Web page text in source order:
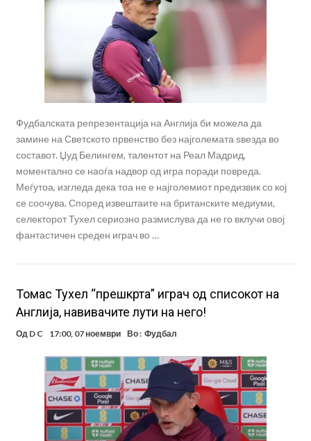
Фудбалската репрезентација на Англија би можела да
замине на Светското првенство без најголемата ѕвезда во
составот. Џуд Белингем, талентот на Реал Мадрид,
моментално се наоѓа надвор од игра поради повреда.
Меѓутоа, изгледа дека тоа не е најголемиот предизвик со кој
се соочува. Според извештаите на британските медиуми,
селекторот Тухел сериозно размислува да не го вклучи овој
фантастичен среден играч во …
Томас Тухел “прешкрта” играч од списокот на
Англија, навивачите лути на него!
Од D C 17:00, 07 ноември Во : Фудбал